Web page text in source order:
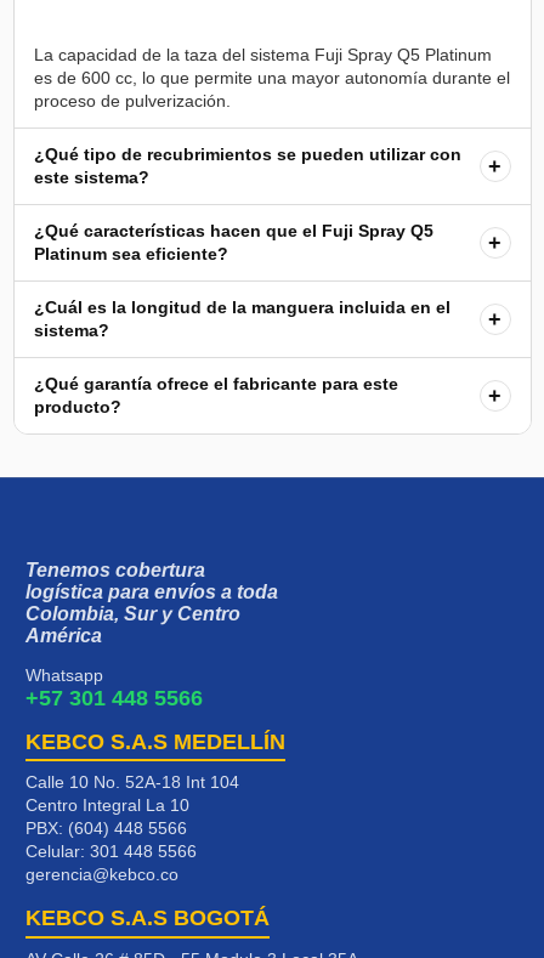
La capacidad de la taza del sistema Fuji Spray Q5 Platinum
es de 600 cc, lo que permite una mayor autonomía durante el
¿Qué tipo de recubrimientos se pueden utilizar con
este sistema?
+
¿Qué características hacen que el Fuji Spray Q5
Platinum sea eficiente?
+
¿Cuál es la longitud de la manguera incluida en el
sistema?
+
¿Qué garantía ofrece el fabricante para este
producto?
+
Tenemos cobertura
logística para envíos a toda
Colombia, Sur y Centro
América
Whatsapp
+57 301 448 5566
KEBCO S.A.S MEDELLÍN
Calle 10 No. 52A-18 Int 104
Centro Integral La 10
PBX: (604) 448 5566
Celular: 301 448 5566
gerencia@kebco.co
KEBCO S.A.S BOGOTÁ